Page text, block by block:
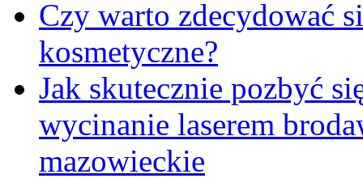
Czy warto zdecydować
kosmetyczne?
Jak skutecznie pozbyć
wycinanie laserem
mazowieckie